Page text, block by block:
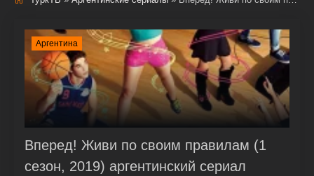
Аргентина
Вперед! Живи по своим правилам (1
сезон, 2019) аргентинский сериал